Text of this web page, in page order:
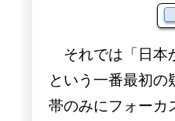
それでは「日本
という一番最初
帯のみにフォーカ